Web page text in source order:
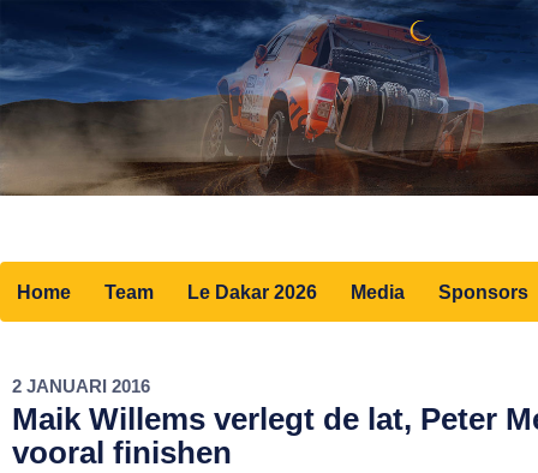
Home Team Le Dakar 2026 Media Sponsors
2 JANUARI 2016
Maik Willems verlegt de lat, Peter
vooral finishen